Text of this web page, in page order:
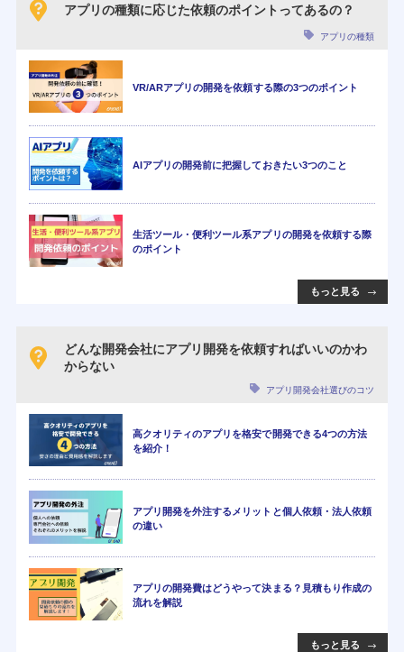
アプリの種類に応じた依頼のポイントってあるの？
アプリの種類
VR/ARアプリの開発を依頼する際の3つのポイント
AIアプリの開発前に把握しておきたい3つのこと
生活ツール・便利ツール系アプリの開発を依頼する際
のポイント
もっと見る
どんな開発会社にアプリ開発を依頼すればいいのかわ
からない
アプリ開発会社選びのコツ
高クオリティのアプリを格安で開発できる4つの方法
を紹介！
アプリ開発を外注するメリットと個人依頼・法人依頼
の違い
アプリの開発費はどうやって決まる？見積もり作成の
流れを解説
もっと見る